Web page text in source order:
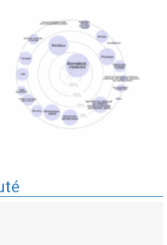
Expertises du GdR -
cartographie par mots-clés
applicatifs - 19/09/2025